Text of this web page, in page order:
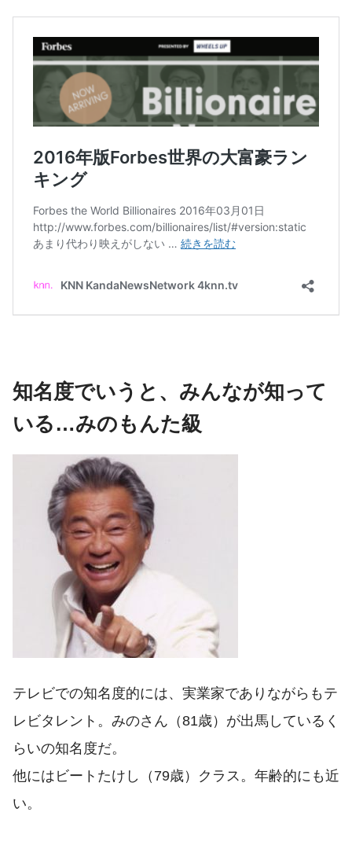
知名度でいうと、みんなが知って
いる…みのもんた級
テレビでの知名度的には、実業家でありながらもテ
レビタレント。みのさん（81歳）が出馬しているく
らいの知名度だ。
他にはビートたけし（79歳）クラス。年齢的にも近
い。